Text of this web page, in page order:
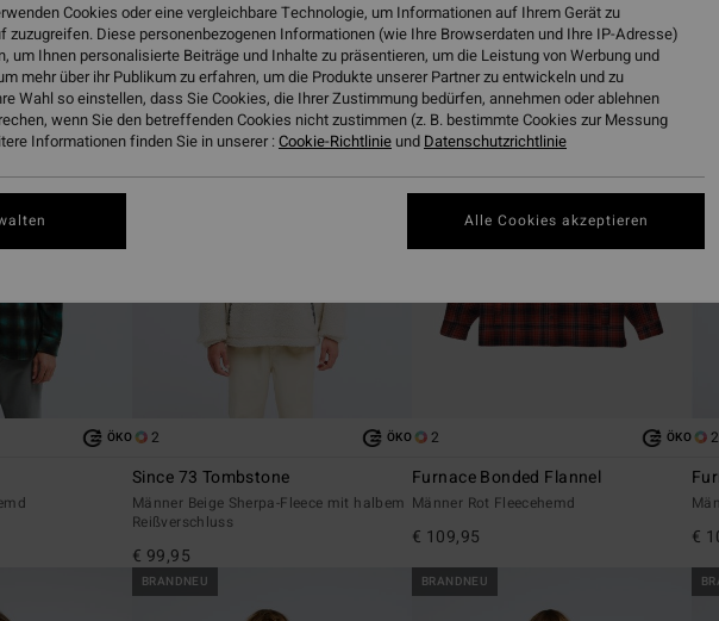
ÖKO
BRANDNEU
2 ÖKO
Since 73 Tombstone
Männer Beige Sherpa-Fleece mit halbem
Reißverschluss
€ 99,95
BRANDNEU
2 ÖKO
Furnace Bonded Flannel
Männer Rot Fleecehemd
€ 109,95
2
€
BRANDNEU BRANDNEU
Cookies oder eine vergleichbare Technologie, um Informationen auf Ihrem Gerät zu
zuzugreifen. Diese personenbezogenen Informationen (wie Ihre Browserdaten und Ihre IP-Adresse)
um Ihnen personalisierte Beiträge und Inhalte zu präsentieren, um die Leistung von Werbung und
mehr über ihr Publikum zu erfahren, um die Produkte unserer Partner zu entwickeln und zu
Wahl so einstellen, dass Sie Cookies, die Ihrer Zustimmung bedürfen, annehmen oder ablehnen
wenn Sie den betreffenden Cookies nicht zustimmen (z. B. bestimmte Cookies zur Messung
Informationen finden Sie in unserer :Cookie-Richtlinie und Datenschutzrichtlinie
Alle Cookies akzeptieren